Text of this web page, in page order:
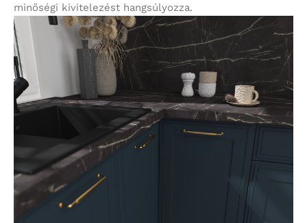
minőségi kivitelezést hangsúlyozza.